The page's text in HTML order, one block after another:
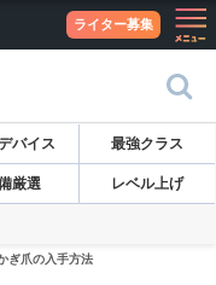
ライター募集
バイス 最強クラス
厳選 レベル上げ
ぎ爪の入手方法